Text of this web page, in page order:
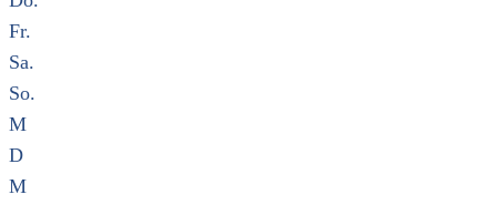
Fr.
Sa.
So.
M
D
M